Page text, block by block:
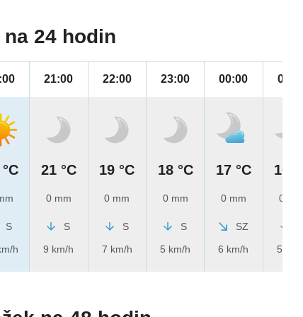
24 hodin
S
h
21:00
21 °C
0 mm
S
9 km/h
22:00
19 °C
0 mm
S
7 km/h
23:00
18 °C
0 mm
S
5 km/h
00:00
17 °C
0 mm
SZ
6 km/h
01:00
16 °C
0 mm
5 km/h